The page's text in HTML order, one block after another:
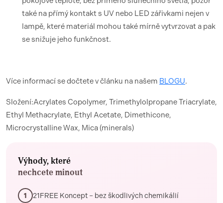
také na přímý kontakt s UV nebo LED zářivkami nejen v
lampě, které materiál mohou také mírně vytvrzovat a pak
se snižuje jeho funkčnost.
Více informací se dočtete v článku na našem BLOGU.
Složení:Acrylates Copolymer, Trimethylolpropane Triacrylate,
Ethyl Methacrylate, Ethyl Acetate, Dimethicone,
Microcrystalline Wax, Mica (minerals)
Výhody, které
nechcete minout
1 21FREE Koncept – bez škodlivých chemikálií